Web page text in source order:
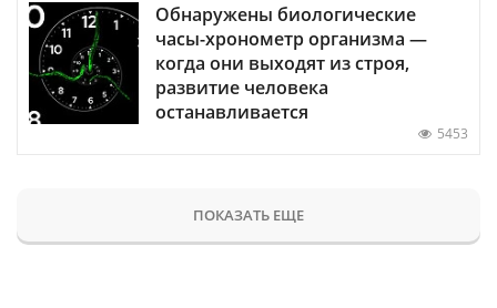
Обнаружены биологические
часы-хронометр организма —
когда они выходят из строя,
развитие человека
останавливается
5453
ПОКАЗАТЬ ЕЩЕ